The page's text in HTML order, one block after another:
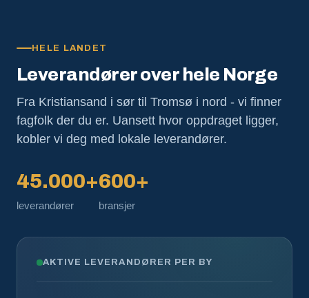
HELE LANDET
Leverandører over hele Norge
Fra Kristiansand i sør til Tromsø i nord - vi finner
fagfolk der du er. Uansett hvor oppdraget ligger,
kobler vi deg med lokale leverandører.
45.000+
leverandører
600+
bransjer
AKTIVE LEVERANDØRER PER BY